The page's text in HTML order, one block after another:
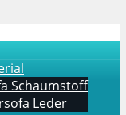
Schaumstoff
Leder